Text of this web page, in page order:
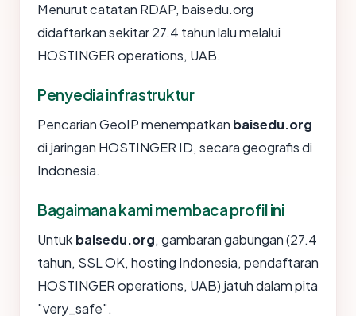
Menurut catatan RDAP, baisedu.org
didaftarkan sekitar 27.4 tahun lalu melalui
HOSTINGER operations, UAB.
Penyedia infrastruktur
Pencarian GeoIP menempatkan baisedu.org
di jaringan HOSTINGER ID, secara geografis di
Indonesia.
Bagaimana kami membaca profil ini
Untuk baisedu.org, gambaran gabungan (27.4
tahun, SSL OK, hosting Indonesia, pendaftaran
HOSTINGER operations, UAB) jatuh dalam pita
"very_safe".